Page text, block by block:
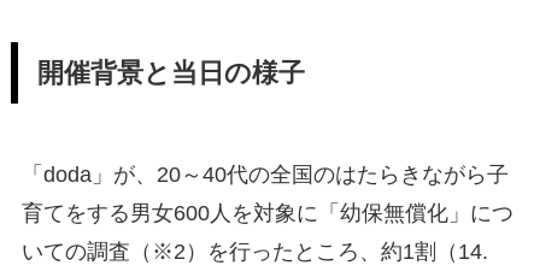
開催背景と当日の様子
「doda」が、20～40代の全国のはたらきながら子
育てをする男女600人を対象に「幼保無償化」につ
いての調査（※2）を行ったところ、約1割（14.